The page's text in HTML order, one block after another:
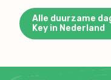
Alle duurzame
Key in Nederland